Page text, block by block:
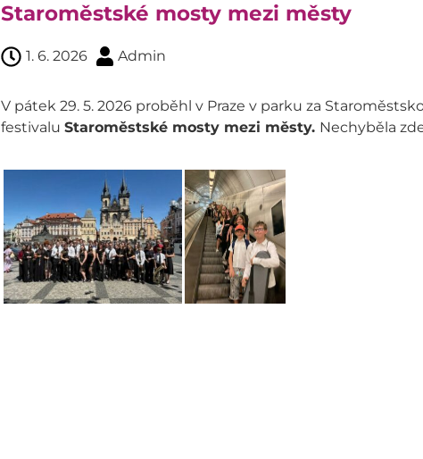
Staroměstské mosty mezi městy
1. 6. 2026 Admin
V pátek 29. 5. 2026 proběhl v Praze v parku za
festivalu Staroměstské mosty mezi městy. Nechyběla